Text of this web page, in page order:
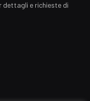
dettagli e richieste di